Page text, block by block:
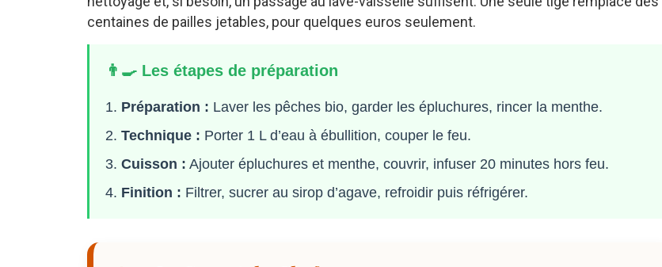
centaines de pailles jetables, pour quelques euros seulement.
👨‍🍳 Les étapes de préparation
Préparation : Laver les pêches bio, garder les épluchures, rincer la menthe.
Technique : Porter 1 L d’eau à ébullition, couper le feu.
Cuisson : Ajouter épluchures et menthe, couvrir, infuser 20 minutes hors feu.
Finition : Filtrer, sucrer au sirop d’agave, refroidir puis réfrigérer.